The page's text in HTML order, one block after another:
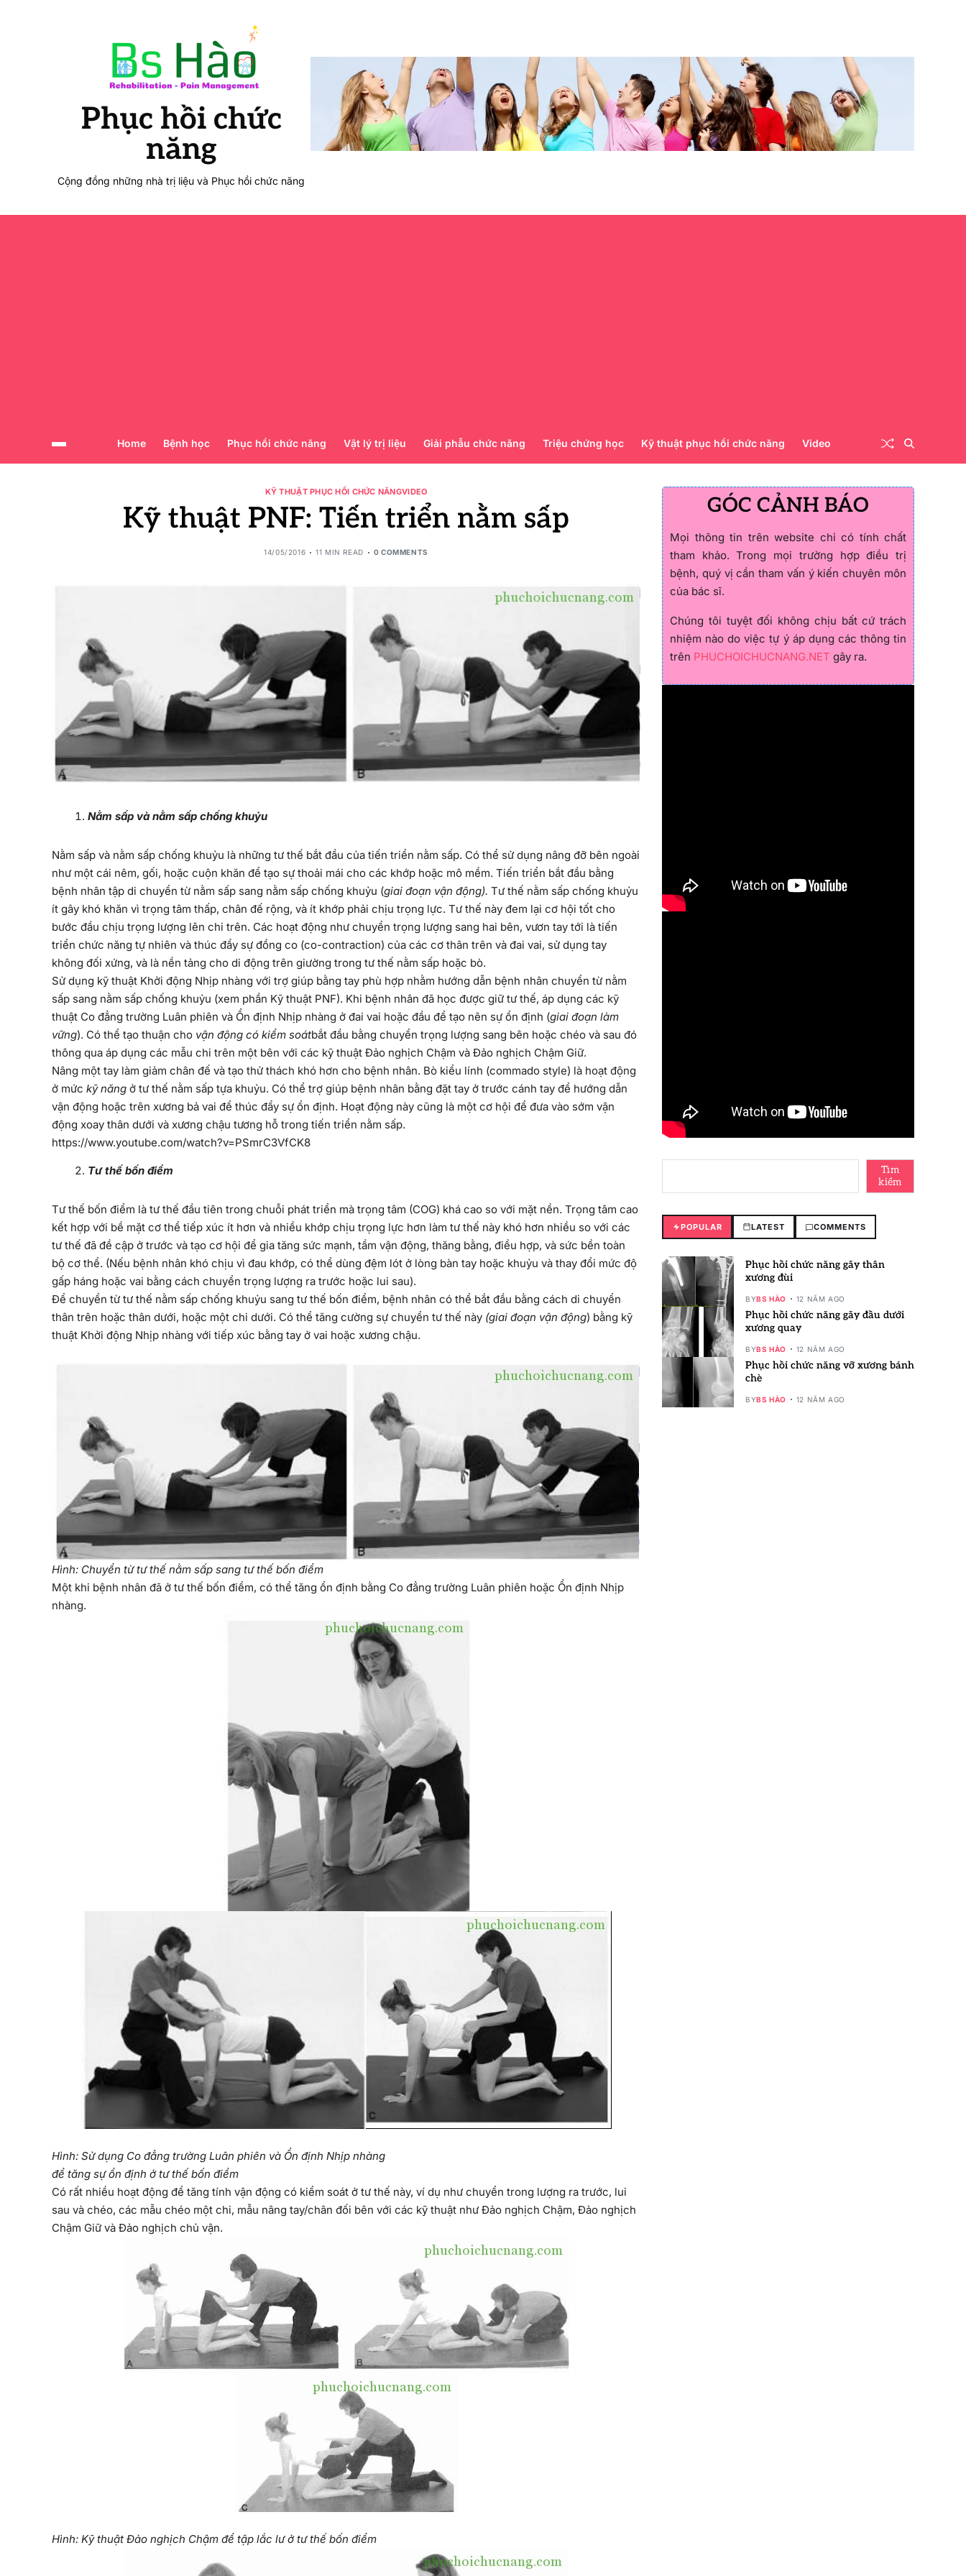
Phục hồi chức
năng
Cộng đồng những nhà trị liệu và Phục hồi chức năng
Home Bệnh học Phục hồi chức năng Vật lý trị liệu Giải phẫu chức năng Triệu chứng học Kỹ thuật phục hồi chức năng Video
KỸ THUẬT PHỤC HỒI CHỨC NĂNGVIDEO
Kỹ thuật PNF: Tiến triển nằm sấp
14/05/2016 11 MIN READ 0 COMMENTS
Nằm sấp và nằm sấp chống khuỷu
Nằm sấp và nằm sấp chống khuỷu là những tư thế bắt đầu của tiến triển nằm sấp. Có thể sử dụng nâng đỡ bên ngoài
như một cái nêm, gối, hoặc cuộn khăn để tạo sự thoải mái cho các khớp hoặc mô mềm. Tiến triển bắt đầu bằng
bệnh nhân tập di chuyển từ nằm sấp sang nằm sấp chống khuỷu (giai đoạn vận động). Tư thế nằm sấp chống khuỷu
ít gây khó khăn vì trọng tâm thấp, chân đế rộng, và ít khớp phải chịu trọng lực. Tư thế này đem lại cơ hội tốt cho
bước đầu chịu trọng lượng lên chi trên. Các hoạt động như chuyển trọng lượng sang hai bên, vươn tay tới là tiến
triển chức năng tự nhiên và thúc đẩy sự đồng co (co-contraction) của các cơ thân trên và đai vai, sử dụng tay
không đối xứng, và là nền tảng cho di động trên giường trong tư thế nằm sấp hoặc bò.
Sử dụng kỹ thuật Khởi động Nhịp nhàng với trợ giúp bằng tay phù hợp nhằm hướng dẫn bệnh nhân chuyển từ nằm
sấp sang nằm sấp chống khuỷu (xem phần Kỹ thuật PNF). Khi bệnh nhân đã học được giữ tư thế, áp dụng các kỹ
thuật Co đẳng trường Luân phiên và Ổn định Nhịp nhàng ở đai vai hoặc đầu để tạo nên sự ổn định (giai đoạn làm
vững). Có thể tạo thuận cho vận động có kiểm soátbắt đầu bằng chuyển trọng lượng sang bên hoặc chéo và sau đó
thông qua áp dụng các mẫu chi trên một bên với các kỹ thuật Đảo nghịch Chậm và Đảo nghịch Chậm Giữ.
Nâng một tay làm giảm chân đế và tạo thử thách khó hơn cho bệnh nhân. Bò kiểu lính (commado style) là hoạt động
ở mức kỹ năng ở tư thế nằm sấp tựa khuỷu. Có thể trợ giúp bệnh nhân bằng đặt tay ở trước cánh tay để hướng dẫn
vận động hoặc trên xương bả vai để thúc đẩy sự ổn định. Hoạt động này cũng là một cơ hội để đưa vào sớm vận
động xoay thân dưới và xương chậu tương hỗ trong tiến triển nằm sấp.
https://www.youtube.com/watch?v=PSmrC3VfCK8
Tư thế bốn điểm
Tư thế bốn điểm là tư thế đầu tiên trong chuỗi phát triển mà trọng tâm (COG) khá cao so với mặt nền. Trọng tâm cao
kết hợp với bề mặt cơ thể tiếp xúc ít hơn và nhiều khớp chịu trọng lực hơn làm tư thế này khó hơn nhiều so với các
tư thế đã đề cập ở trước và tạo cơ hội để gia tăng sức mạnh, tầm vận động, thăng bằng, điều hợp, và sức bền toàn
bộ cơ thể. (Nếu bệnh nhân khó chịu vì đau khớp, có thể dùng đệm lót ở lòng bàn tay hoặc khuỷu và thay đổi mức độ
gấp háng hoặc vai bằng cách chuyển trọng lượng ra trước hoặc lui sau).
Để chuyển từ tư thế nằm sấp chống khuỷu sang tư thế bốn điểm, bệnh nhân có thể bắt đầu bằng cách di chuyển
thân trên hoặc thân dưới, hoặc một chi dưới. Có thể tăng cường sự chuyển tư thế này (giai đoạn vận động) bằng kỹ
thuật Khởi động Nhịp nhàng với tiếp xúc bằng tay ở vai hoặc xương chậu.
Hình: Chuyển từ tư thế nằm sấp sang tư thế bốn điểm
Một khi bệnh nhân đã ở tư thế bốn điểm, có thể tăng ổn định bằng Co đẳng trường Luân phiên hoặc Ổn định Nhịp
nhàng.
Hình: Sử dụng Co đẳng trường Luân phiên và Ổn định Nhịp nhàng
để tăng sự ổn định ở tư thế bốn điểm
Có rất nhiều hoạt động để tăng tính vận động có kiểm soát ở tư thế này, ví dụ như chuyển trong lượng ra trước, lui
sau và chéo, các mẫu chéo một chi, mẫu nâng tay/chân đối bên với các kỹ thuật như Đảo nghịch Chậm, Đảo nghịch
Chậm Giữ và Đảo nghịch chủ vận.
Hình: Kỹ thuật Đảo nghịch Chậm để tập lắc lư ở tư thế bốn điểm
GÓC CẢNH BÁO
Mọi thông tin trên website chỉ có tính chất
tham khảo. Trong mọi trường hợp điều trị
bệnh, quý vị cần tham vấn ý kiến chuyên môn
của bác sĩ.
Chúng tôi tuyệt đối không chịu bất cứ trách
nhiệm nào do việc tự ý áp dụng các thông tin
trên PHUCHOICHUCNANG.NET gây ra.
Tìm
kiếm
POPULAR LATEST COMMENTS
Phục hồi chức năng gãy thân
xương đùi
BYBS HÀO 12 NĂM AGO
Phục hồi chức năng gãy đầu dưới
xương quay
BYBS HÀO 12 NĂM AGO
Phục hồi chức năng vỡ xương bánh
chè
BYBS HÀO 12 NĂM AGO